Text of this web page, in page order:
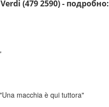
(479 2590) - подробно:
macchia è qui tuttora"